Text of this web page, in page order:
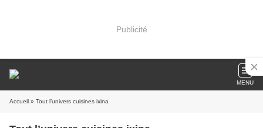
Publicité
MENU
Accueil » Tout l’univers cuisines ixina